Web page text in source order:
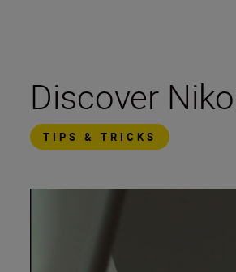
Discover
TIPS & TRICKS